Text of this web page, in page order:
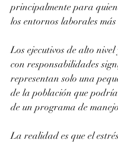
principalmente para
los entornos laborales más
Los ejecutivos de alto nivel
con responsabilidades
representan solo una
de la población que
de un programa de
La realidad es que el